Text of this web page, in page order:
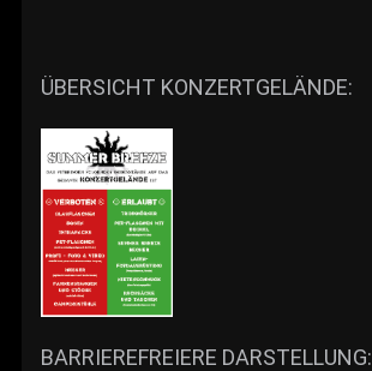
ÜBERSICHT KONZERTGELÄNDE:
BARRIEREFREIERE DARSTELLUNG: